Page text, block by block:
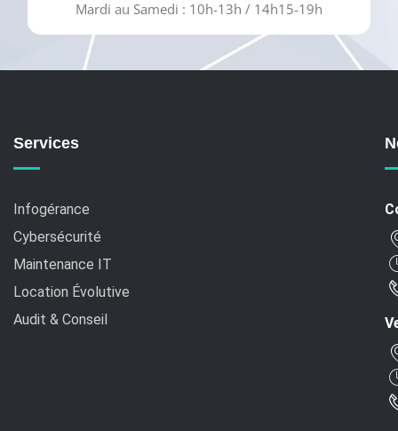
Mardi au Samedi : 10h-13h / 14h15-19h
Services
Infogérance
Cybersécurité
Maintenance IT
Location Évolutive
Audit & Conseil